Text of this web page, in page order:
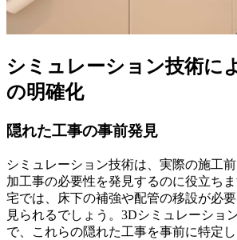
シミュレーション技術に
の明確化
隠れた工事の事前発見
シミュレーション技術は、実際の施工
加工事の必要性を発見するのに役立ち
宅では、床下の補強や配管の移設が必
見られるでしょう。3Dシミュレーショ
で、これらの隠れた工事を事前に特定